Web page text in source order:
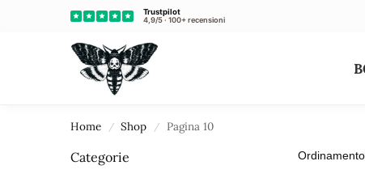
Cerca un animale, pianta, colore...
Home / Shop /
Pagina 10
Categorie